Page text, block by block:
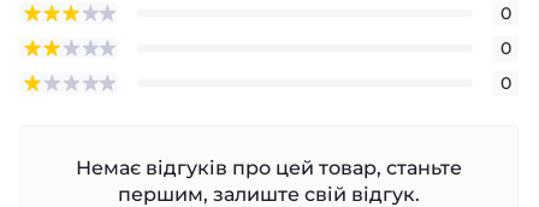
0
0
0
Немає відгуків про цей товар, станьте
першим, залиште свій відгук.